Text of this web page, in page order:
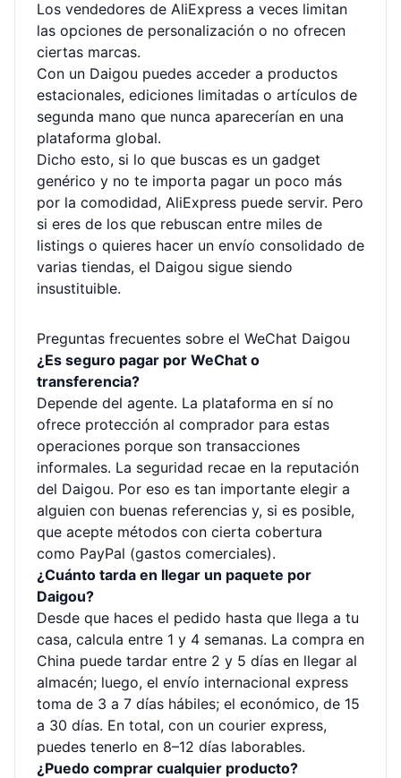
Los vendedores de AliExpress a veces limitan
las opciones de personalización o no ofrecen
ciertas marcas.
Con un Daigou puedes acceder a productos
estacionales, ediciones limitadas o artículos de
segunda mano que nunca aparecerían en una
plataforma global.
Dicho esto, si lo que buscas es un gadget
genérico y no te importa pagar un poco más
por la comodidad, AliExpress puede servir. Pero
si eres de los que rebuscan entre miles de
listings o quieres hacer un envío consolidado de
varias tiendas, el Daigou sigue siendo
insustituible.
Preguntas frecuentes sobre el WeChat Daigou
¿Es seguro pagar por WeChat o
transferencia?
Depende del agente. La plataforma en sí no
ofrece protección al comprador para estas
operaciones porque son transacciones
informales. La seguridad recae en la reputación
del Daigou. Por eso es tan importante elegir a
alguien con buenas referencias y, si es posible,
que acepte métodos con cierta cobertura
como PayPal (gastos comerciales).
¿Cuánto tarda en llegar un paquete por
Daigou?
Desde que haces el pedido hasta que llega a tu
casa, calcula entre 1 y 4 semanas. La compra en
China puede tardar entre 2 y 5 días en llegar al
almacén; luego, el envío internacional express
toma de 3 a 7 días hábiles; el económico, de 15
a 30 días. En total, con un courier express,
puedes tenerlo en 8–12 días laborables.
¿Puedo comprar cualquier producto?